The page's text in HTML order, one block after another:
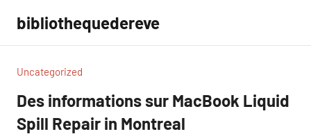
contenu
bibliothequedereve
Uncategorized
Des informations sur MacBook Liquid
Spill Repair in Montreal